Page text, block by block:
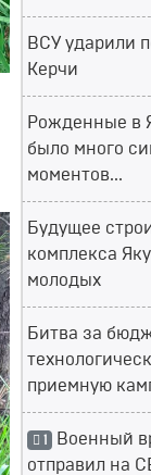
ВСУ ударили
Керчи
Рожденные в
было много
моментов...
Будущее
комплекса
молодых
Битва за
приемную
1 Военный
отправил на